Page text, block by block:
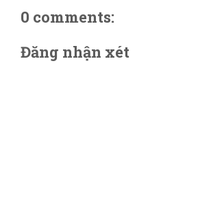
0 comments:
Đăng nhận xét